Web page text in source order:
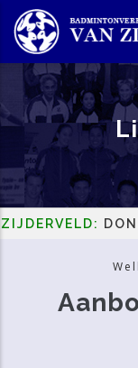
Overslaan
en
naar
inhoud
gaan
DONEER